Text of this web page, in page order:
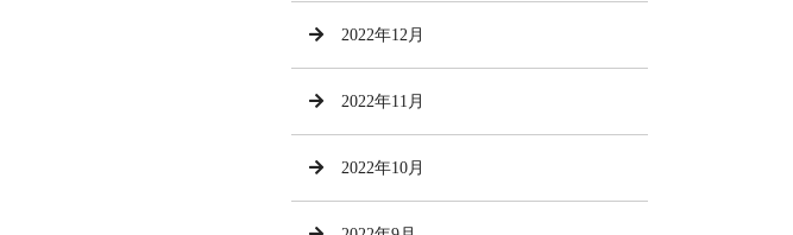
2022年12月
2022年11月
2022年10月